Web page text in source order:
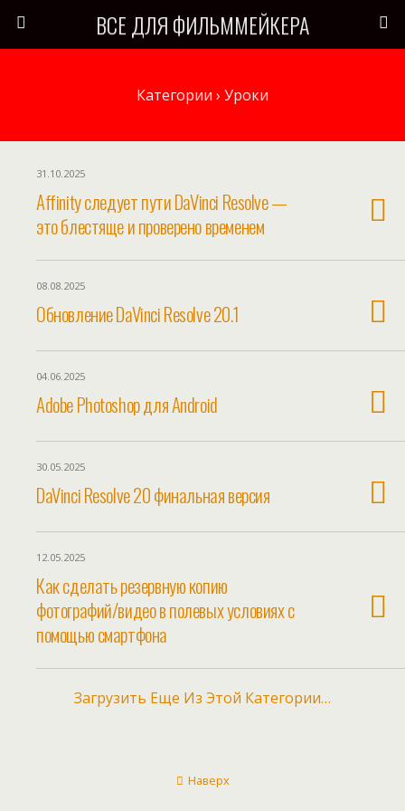
ВСЕ ДЛЯ ФИЛЬММЕЙКЕРА
Категории › Уроки
31.10.2025
Affinity следует пути DaVinci Resolve —
это блестяще и проверено временем
08.08.2025
Обновление DaVinci Resolve 20.1
04.06.2025
Adobe Photoshop для Android
30.05.2025
DaVinci Resolve 20 финальная версия
12.05.2025
Как сделать резервную копию
фотографий/видео в полевых условиях с
помощью смартфона
Загрузить Еще Из Этой Категории…
Наверх